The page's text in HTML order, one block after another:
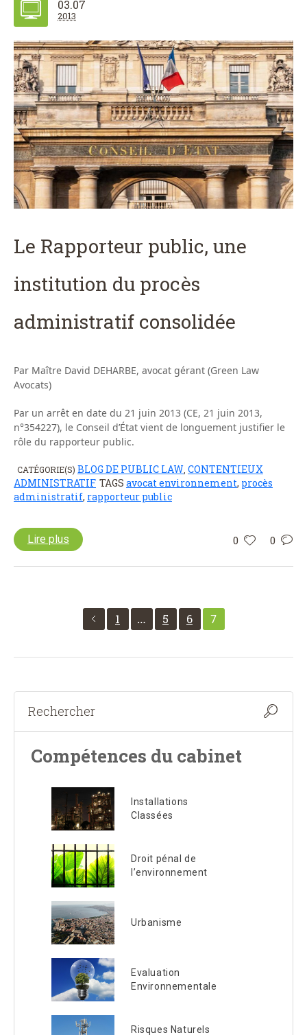
03.07
2013
Le Rapporteur public, une
institution du procès
administratif consolidée
Par Maître David DEHARBE, avocat gérant (Green Law
Avocats)
Par un arrêt en date du 21 juin 2013 (CE, 21 juin 2013,
n°354227), le Conseil d’État vient de longuement justifier le
rôle du rapporteur public.
CATÉGORIE(S) BLOG DE PUBLIC LAW CONTENTIEUX
ADMINISTRATIF TAGS avocat environnement, procès
administratif, rapporteur public
0 0
Lire plus
1 … 5 6 7
Compétences du cabinet
Installations
Classées
Droit pénal de
l’environnement
Urbanisme
Evaluation
Environnementale
Risques Naturels